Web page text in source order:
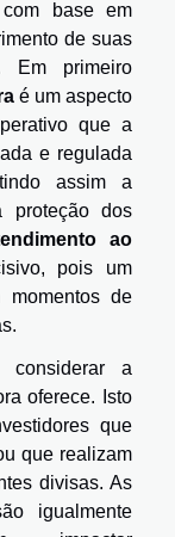
base em
de suas
Em primeiro
é um aspecto
que a
e regulada
assim a
proteção dos
ao
pois um
de
a
oferece. Isto
que
que realizam
divisas. As
igualmente